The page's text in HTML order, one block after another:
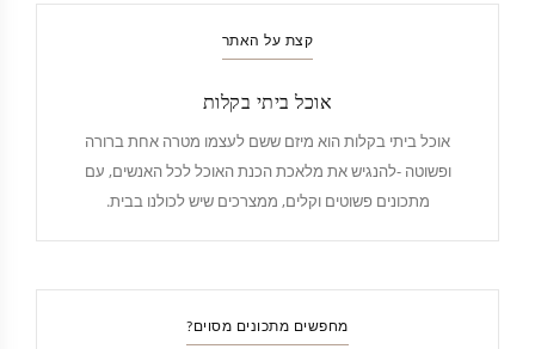
קצת על האתר
אוכל ביתי בקלות
אוכל ביתי בקלות הוא מיזם ששם לעצמו מטרה אחת ברורה
ופשוטה -להנגיש את מלאכת הכנת האוכל לכל האנשים, עם
מתכונים פשוטים וקלים, ממצרכים שיש לכולנו בבית.
מחפשים מתכונים מסוים?